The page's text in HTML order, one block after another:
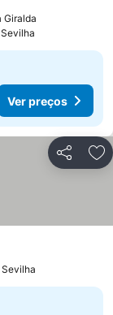
Giralda
Ver preços
Partilhar
Sevilha